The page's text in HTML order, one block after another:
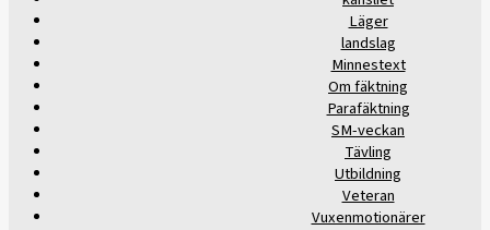
Läger
landslag
Minnestext
Om fäktning
Parafäktning
SM-veckan
Tävling
Utbildning
Veteran
Vuxenmotionärer